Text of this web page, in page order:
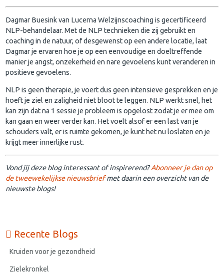
Dagmar Buesink van Lucerna Welzijnscoaching is gecertificeerd
NLP-behandelaar. Met de NLP technieken die zij gebruikt en
coaching in de natuur, of desgewenst op een andere locatie, laat
Dagmar je ervaren hoe je op een eenvoudige en doeltreffende
manier je angst, onzekerheid en nare gevoelens kunt veranderen in
positieve gevoelens.
NLP is geen therapie, je voert dus geen intensieve gesprekken en je
hoeft je ziel en zaligheid niet bloot te leggen. NLP werkt snel, het
kan zijn dat na 1 sessie je probleem is opgelost zodat je er mee om
kan gaan en weer verder kan. Het voelt alsof er een last van je
schouders valt, er is ruimte gekomen, je kunt het nu loslaten en je
krijgt meer innerlijke rust.
Vond jij deze blog interessant of inspirerend?Abonneer je dan op
de tweewekelijkse nieuwsbriefmet daarin een overzicht van de
nieuwste blogs!
Recente Blogs
Kruiden voor je gezondheid
Zielekronkel